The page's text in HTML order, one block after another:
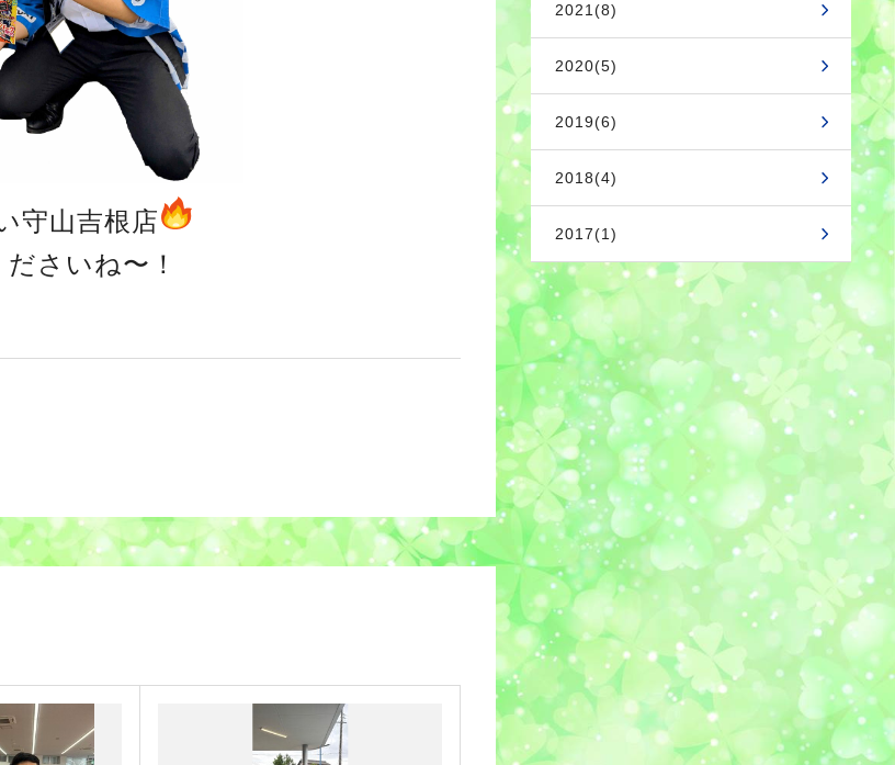
守山吉根店
さいね〜！
2021(8)
2020(5)
2019(6)
2018(4)
2017(1)